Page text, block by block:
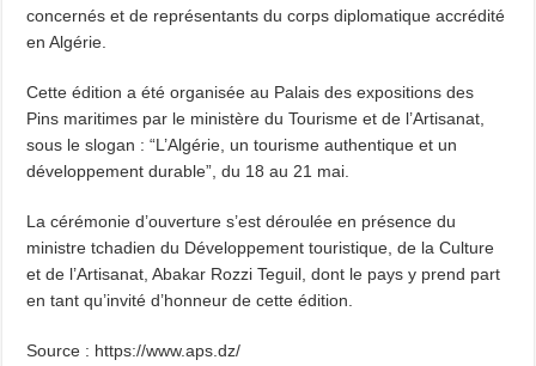
concernés et de représentants du corps diplomatique accrédité
en Algérie.
Cette édition a été organisée au Palais des expositions des
Pins maritimes par le ministère du Tourisme et de l’Artisanat,
sous le slogan : “L’Algérie, un tourisme authentique et un
développement durable”, du 18 au 21 mai.
La cérémonie d’ouverture s’est déroulée en présence du
ministre tchadien du Développement touristique, de la Culture
et de l’Artisanat, Abakar Rozzi Teguil, dont le pays y prend part
en tant qu’invité d’honneur de cette édition.
Source : https://www.aps.dz/